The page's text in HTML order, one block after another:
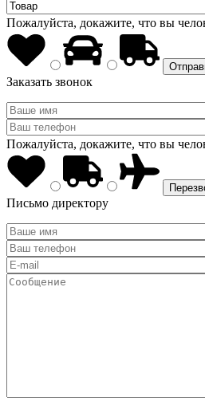
Пожалуйста, докажите, что вы
Заказать звонок
Пожалуйста, докажите, что вы
Письмо директору